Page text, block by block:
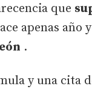
que
apenas año
.
y una cita